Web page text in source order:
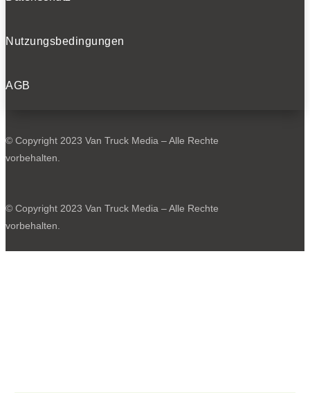
Zwei Batterien stehen zur Wahl: 77 oder 88 kWh Kapazität,
geladen an der Wallbox oder an der Ladesäule.
0
Nutzungsbedingungen
AGB
© Copyright 2023 Van Truck Media – Alle Rechte
vorbehalten.
© Copyright 2023 Van Truck Media – Alle Rechte
vorbehalten.